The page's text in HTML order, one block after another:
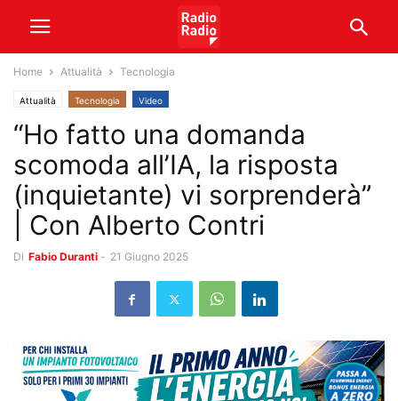
Home Attualità Tecnologia
Attualità Tecnologia Video
“Ho fatto una domanda
scomoda all’IA, la risposta
(inquietante) vi sorprenderà”
| Con Alberto Contri
Di Fabio Duranti - 21 Giugno 2025